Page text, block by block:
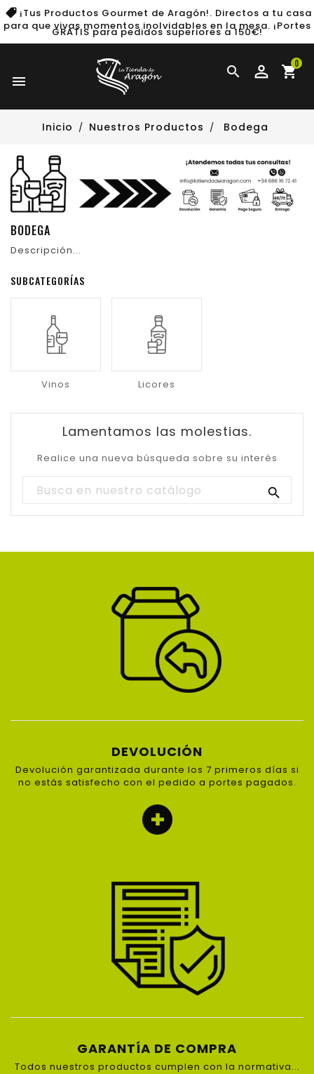
¡Tus Productos Gourmet de Aragón!. Directos a tu casa
para que vivas momentos inolvidables en la mesa. ¡Portes
GRATIS para pedidos superiores a 150€!

 shopping_cart0
Inicio Nuestros Productos Bodega
BODEGA
Descripción...
SUBCATEGORÍAS
Vinos Licores
Lamentamos las molestias.
Realice una nueva búsqueda sobre su interés

DEVOLUCIÓN
Devolución garantizada durante los 7 primeros días si
no estás satisfecho con el pedido a portes pagados.
GARANTÍA DE COMPRA
Todos nuestros productos cumplen con la normativa...